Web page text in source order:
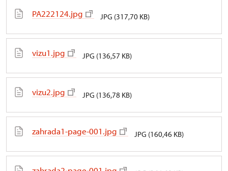
PA222124.jpg JPG (317,70 KB)
vizu1.jpg JPG (136,57 KB)
vizu2.jpg JPG (136,78 KB)
zahrada1-page-001.jpg JPG (160,46 KB)